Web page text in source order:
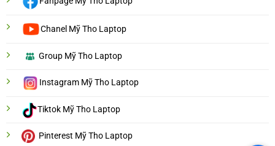
Chanel Mỹ Tho Laptop
Group Mỹ Tho Laptop
Instagram Mỹ Tho Laptop
Tiktok Mỹ Tho Laptop
Pinterest Mỹ Tho Laptop